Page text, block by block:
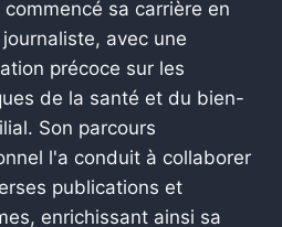
commencé sa carrière en
avec une
précoce sur les
de la santé et du bien-
Son parcours
l'a conduit à collaborer
publications et
enrichissant ainsi sa